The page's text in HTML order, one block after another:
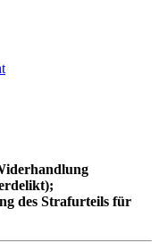
des Strafurteils für